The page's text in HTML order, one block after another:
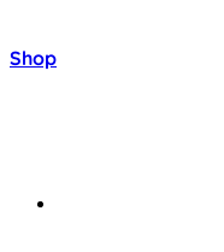
Shop